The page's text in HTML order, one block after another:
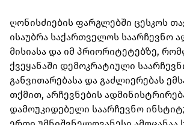
ღონისძიების ფარგლებში ცესკოს
ისაუბრა საქართველოს საარჩევნო
მისიასა და იმ პრიორიტეტებზე,
ქვეყანაში დემოკრატიული
განვითარებასა და გაძლიერებას
თქმით, არჩევნების
დამოუკიდებელი საარჩევნო